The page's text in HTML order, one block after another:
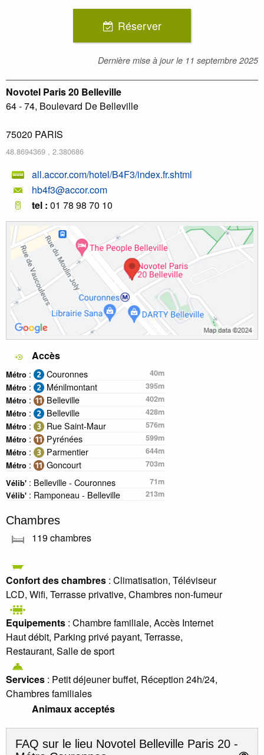
Réserver
Dernière mise à jour le 11 septembre 2025
Novotel Paris 20 Belleville
64 - 74, Boulevard De Belleville
75020 PARIS
48.8694369 , 2.380686
all.accor.com/hotel/B4F3/index.fr.shtml
hb4f3@accor.com
tel : 01 78 98 70 10
Accès
Métro : Couronnes
40m
Métro : Ménilmontant
395m
Métro : Belleville
402m
Métro : Belleville
428m
Métro : Rue Saint-Maur
576m
Métro : Pyrénées
599m
Métro : Parmentier
644m
Métro : Goncourt
703m
Vélib' : Belleville - Couronnes
71m
Vélib' : Ramponeau - Belleville 213m
Chambres
119 chambres
Confort des chambres : Climatisation, Téléviseur
LCD, Wifi, Terrasse privative, Chambres non-fumeur
Equipements : Chambre familiale, Accès Internet
Haut débit, Parking privé payant, Terrasse,
Restaurant, Salle de sport
Services : Petit déjeuner buffet, Réception 24h/24,
Chambres familiales
Animaux acceptés
FAQ sur le lieu Novotel Belleville Paris 20 -